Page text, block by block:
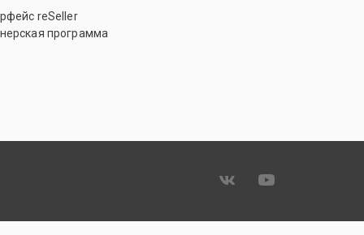
reSeller
программа